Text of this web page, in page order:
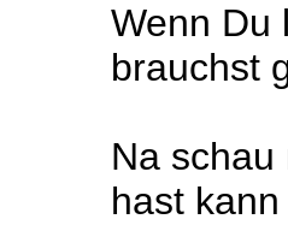
Wenn Du
brauchst
Na
hast